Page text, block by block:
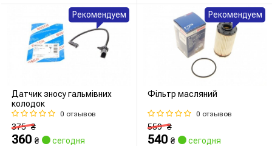
Датчик зносу гальмівних
колодок
0 отзывов
375₴
360 ₴ сегодня
Рекомендуем
Фільтр масляний
0 отзывов
559₴
540 ₴ сегодня
Рекомендуем